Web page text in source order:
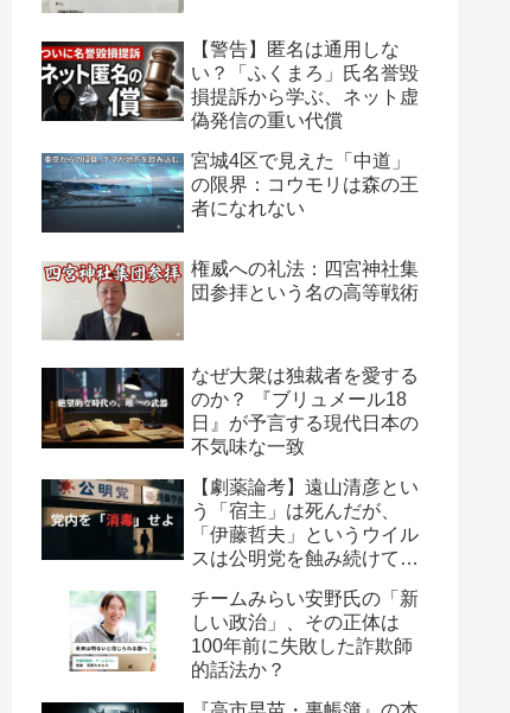
【警告】匿名は通用しな
い？「ふくまろ」氏名誉毀
損提訴から学ぶ、ネット虚
偽発信の重い代償
宮城4区で見えた「中道」
の限界：コウモリは森の王
者になれない
権威への礼法：四宮神社集
団参拝という名の高等戦術
なぜ大衆は独裁者を愛する
のか？ 『ブリュメール18
日』が予言する現代日本の
不気味な一致
【劇薬論考】遠山清彦とい
う「宿主」は死んだが、
「伊藤哲夫」というウイル
スは公明党を蝕み続けてい
チームみらい安野氏の「新
しい政治」、その正体は
100年前に失敗した詐欺師
的話法か？